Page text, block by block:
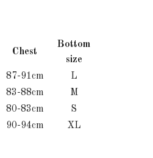
Chest
Bottom
size
87-91cm
L
83-88cm
M
80-83cm
S
90-94cm XL